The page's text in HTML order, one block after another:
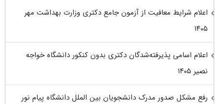
اعلام شرایط معافیت از آزمون جامع دکتری وزارت بهداشت مهر
۱۴۰۵
اعلام اسامی پذیرفته‌شدگان دکتری بدون کنکور دانشگاه خواجه
نصیر ۱۴۰۵
رفع مشکل صدور مدرک دانشجویان بین الملل دانشگاه پیام نور